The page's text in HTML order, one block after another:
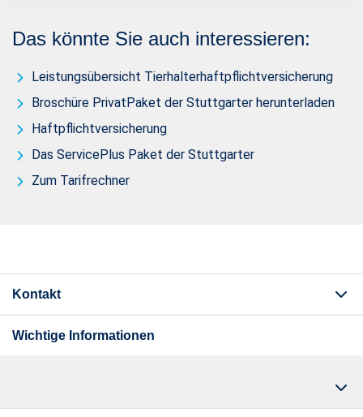
Das könnte Sie auch interessieren:
Leistungsübersicht Tierhalterhaftpflichtversicherung
Broschüre PrivatPaket der Stuttgarter herunterladen
Haftpflichtversicherung
Das ServicePlus Paket der Stuttgarter
Zum Tarifrechner
Kontakt
Wichtige Informationen